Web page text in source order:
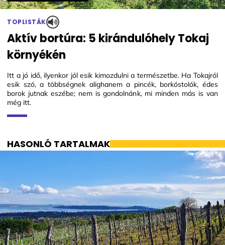
TOPLISTÁK
Aktív bortúra: 5 kirándulóhely Tokaj
környékén
Itt a jó idő, ilyenkor jól esik kimozdulni a természetbe. Ha Tokajról
esik szó, a többségnek alighanem a pincék, borkóstolók, édes
borok jutnak eszébe; nem is gondolnánk, mi minden más is van
még itt.
HASONLÓ TARTALMAK